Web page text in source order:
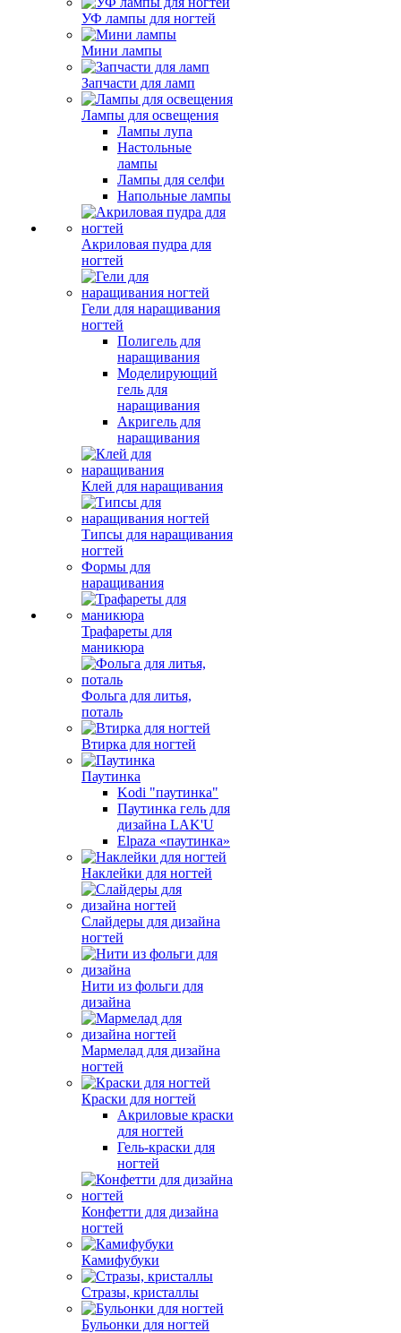
УФ лампы для ногтей
Мини лампы
Запчасти для ламп
Лампы для освещения
Лампы лупа
Настольные
лампы
Лампы для селфи
Напольные лампы
Акриловая пудра для
ногтей
Гели для наращивания
ногтей
Полигель для
наращивания
Моделирующий
гель для
наращивания
Акригель для
наращивания
Клей для наращивания
Типсы для наращивания
ногтей
Формы для
наращивания
Трафареты для
маникюра
Фольга для литья,
поталь
Втирка для ногтей
Паутинка
Kodi "паутинка"
Паутинка гель для
дизайна LAK'U
Elpaza «паутинка»
Наклейки для ногтей
Слайдеры для дизайна
ногтей
Нити из фольги для
дизайна
Мармелад для дизайна
ногтей
Краски для ногтей
Акриловые краски
для ногтей
Гель-краски для
ногтей
Конфетти для дизайна
ногтей
Камифубуки
Стразы, кристаллы
Бульонки для ногтей